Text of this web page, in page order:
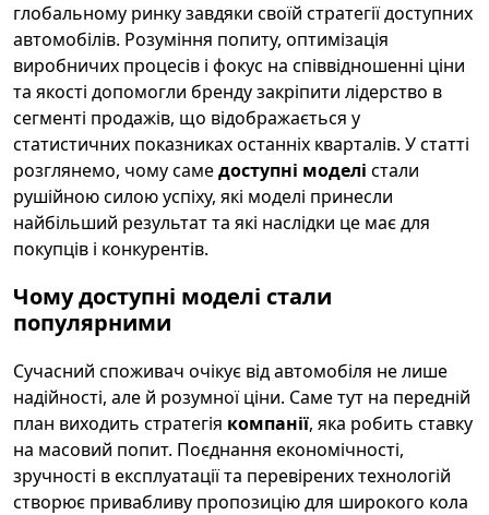
глобальному ринку завдяки своїй стратегії доступних
автомобілів. Розуміння попиту, оптимізація
виробничих процесів і фокус на співвідношенні ціни
та якості допомогли бренду закріпити лідерство в
сегменті продажів, що відображається у
статистичних показниках останніх кварталів. У статті
розглянемо, чому самедоступні моделі стали
рушійною силою успіху, які моделі принесли
найбільший результат та які наслідки це має для
покупців і конкурентів.
Чомудоступні моделі стали
популярними
Сучасний споживач очікує від автомобіля не лише
надійності, але й розумної ціни. Саме тут на передній
план виходить стратегія компанії, яка робить ставку
на масовий попит. Поєднання економічності,
зручності в експлуатації та перевірених технологій
створює привабливу пропозицію для широкого кола